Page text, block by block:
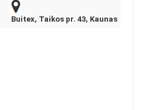
Buitex, Taikos pr. 43, Kaunas